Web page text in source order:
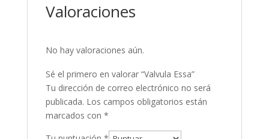
Valoraciones
No hay valoraciones aún.
Sé el primero en valorar “Valvula Essa”
Tu dirección de correo electrónico no será
publicada. Los campos obligatorios están
marcados con *